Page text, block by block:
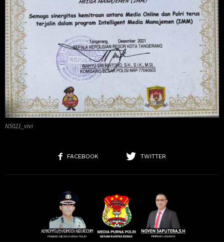
N5021_vivi
FACEBOOK TWITTER